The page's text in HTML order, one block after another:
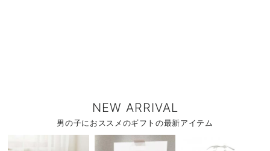
NEW ARRIVAL
男の子におススメのギフトの最新アイテム